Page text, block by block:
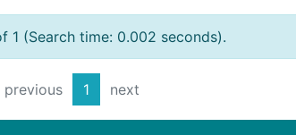
1 (Search time: 0.002 seconds).
previous 1 next